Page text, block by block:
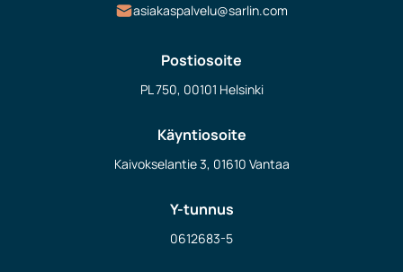
asiakaspalvelu@sarlin.com
Postiosoite
PL 750, 00101 Helsinki
Käyntiosoite
Kaivokselantie 3, 01610 Vantaa
Y-tunnus
0612683-5